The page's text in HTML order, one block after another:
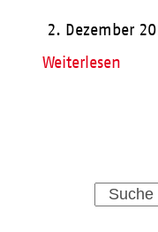
2. Dezember
Weiterlesen
Search